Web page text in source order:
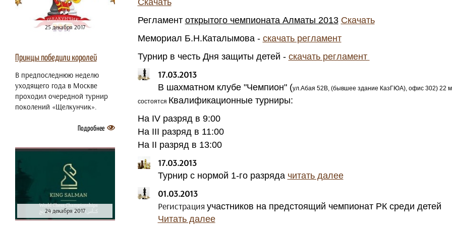
25 декабря 2017
Принцы победили королей
В предпоследнюю неделю
уходящего года в Москве
проходил очередной турнир
поколений «Щелкунчик».
Подробнее
24 декабря 2017
Скачать
Регламент открытого чемпионата Алматы 2013 Скачать
Мемориал Б.Н.Каталымова - скачать регламент
Турнир в честь Дня защиты детей - скачать регламент
17.03.2013
В шахматном клубе "Чемпион" (ул.Абая 52B, (бывшее здание КазГЮА), офис 302) 22
состоятся Квалификационные турниры:
На IV разряд в 9:00
На III разряд в 11:00
На II разряд в 13:00
17.03.2013
Турнир с нормой 1-го разряда читать далее
01.03.2013
Регистрация участников на предстоящий чемпионат РК среди детей
Читать далее